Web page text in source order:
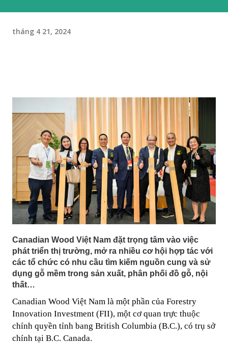
tháng 4 21, 2024
Canadian Wood Việt Nam đặt trọng tâm vào việc
phát triển thị trường, mở ra nhiều cơ hội hợp tác với
các tổ chức có nhu cầu tìm kiếm nguồn cung và sử
dụng gỗ mềm trong sản xuất, phân phối đồ gỗ, nội
thất…
Canadian Wood Việt Nam là một phần của Forestry
Innovation Investment (FII), một cơ quan trực thuộc
chính quyền tỉnh bang British Columbia (B.C.), có trụ sở
chính tại B.C. Canada.